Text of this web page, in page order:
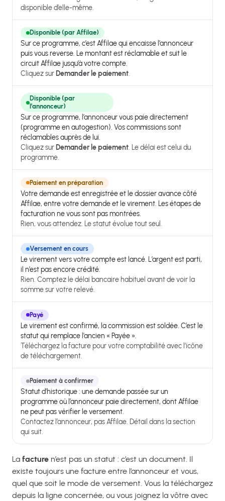
disponible d’elle-même.
Disponible (par Affilae)
Sur ce programme, c’est Affilae qui encaisse l’annonceur
puis vous reverse. Le montant est réclamable et suit le
circuit Affilae jusqu’à votre compte.
Cliquez sur Demander le paiement.
Disponible (par
l’annonceur)
Sur ce programme, l’annonceur vous paie directement
(programme en autogestion). Vos commissions sont
réclamables auprès de lui.
Cliquez sur Demander le paiement. Le délai est celui du
programme.
Paiement en préparation
Votre demande est enregistrée et le dossier avance côté
Affilae, entre votre demande et le virement. Les étapes de
facturation ne vous sont pas montrées.
Rien, vous attendez. Le statut évolue tout seul.
Versement en cours
Le virement vers votre compte est lancé. L’argent est parti,
il n’est pas encore crédité.
Rien. Comptez le délai bancaire habituel avant de voir la
somme sur votre relevé.
Payé
Le virement est confirmé, la commission est soldée. C’est le
statut qui remplace l’ancien « Payée ».
Téléchargez la facture pour votre comptabilité avec l’icône
de téléchargement.
Paiement à confirmer
Statut d’historique : une demande passée sur un
programme où l’annonceur paie directement, dont Affilae
ne peut pas vérifier le versement.
Contactez l’annonceur, pas Affilae. Détail dans la section
qui suit.
La facture n’est pas un statut : c’est un document. Il
existe toujours une facture entre l’annonceur et vous,
quel que soit le mode de versement. Vous la téléchargez
depuis la ligne concernée, ou vous joignez la vôtre avec